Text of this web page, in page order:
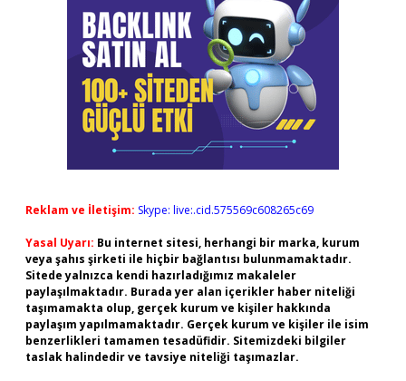
Reklam ve İletişim: Skype: live:.cid.575569c608265c69
Yasal Uyarı: Bu internet sitesi, herhangi bir marka, kurum
veya şahıs şirketi ile hiçbir bağlantısı bulunmamaktadır.
Sitede yalnızca kendi hazırladığımız makaleler
paylaşılmaktadır. Burada yer alan içerikler haber niteliği
taşımamakta olup, gerçek kurum ve kişiler hakkında
paylaşım yapılmamaktadır. Gerçek kurum ve kişiler ile isim
benzerlikleri tamamen tesadüfidir. Sitemizdeki bilgiler
taslak halindedir ve tavsiye niteliği taşımazlar.